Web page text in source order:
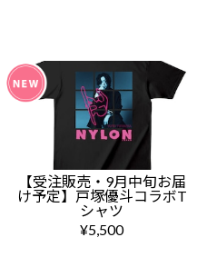
【受注販売・9月中旬お届
け予定】戸塚優斗コラボT
シャツ
¥5,500